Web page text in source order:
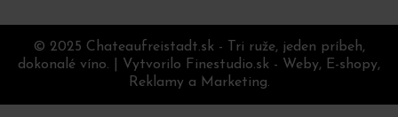
© 2025 Chateaufreistadt.sk - Tri ruže, jeden príbeh,
dokonalé víno.
Vytvorilo Finestudio.sk - Weby, E-shopy,
Reklamy a Marketing.